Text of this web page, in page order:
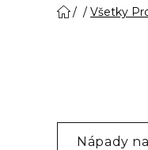
Všetky
Nápady